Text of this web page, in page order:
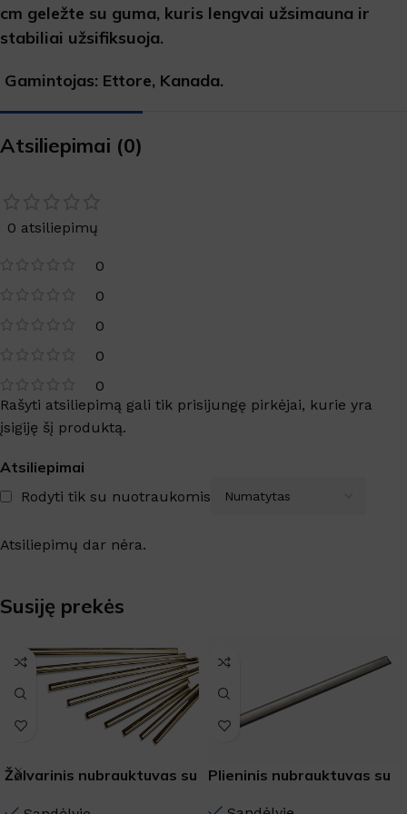
cm geležte su guma, kuris lengvai užsimauna ir
stabiliai užsifiksuoja.
Gamintojas: Ettore, Kanada.
Atsiliepimai (0)
0 atsiliepimų
0
0
0
0
0
Atsiliepimai
Rodyti tik su nuotraukomis
Atsiliepimų dar nėra.
Rašyti atsiliepimą gali tik prisijungę pirkėjai, kurie yra
įsigiję šį produktą.
Susiję prekės
Žalvarinis nubrauktuvas su
Plieninis nubrauktuvas su